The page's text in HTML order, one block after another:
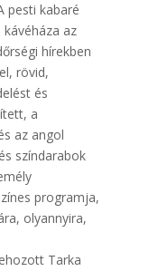
pesti kabaré
az
hírekben
rövid,
és
a
az angol
színdarabok
programja,
olyannyira,
Tarka